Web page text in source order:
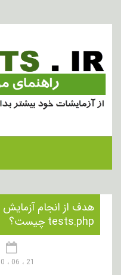
tests.php چیست؟
21 ، 06 ، 1400